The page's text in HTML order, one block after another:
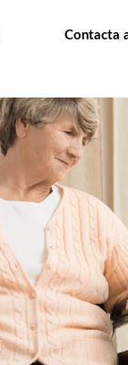
Contacta